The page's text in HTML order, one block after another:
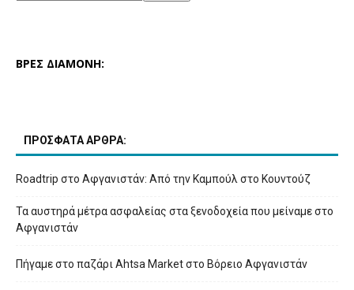
ΒΡΕΣ ΔΙΑΜΟΝΗ:
ΠΡΟΣΦΑΤΑ ΑΡΘΡΑ:
Roadtrip στο Αφγανιστάν: Από την Καμπούλ στο Κουντούζ
Τα αυστηρά μέτρα ασφαλείας στα ξενοδοχεία που μείναμε στο
Αφγανιστάν
Πήγαμε στο παζάρι Ahtsa Market στο Βόρειο Αφγανιστάν